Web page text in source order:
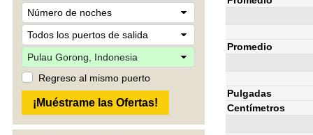
Regreso al mismo puerto
Promedio
Pulgadas
Centímetros